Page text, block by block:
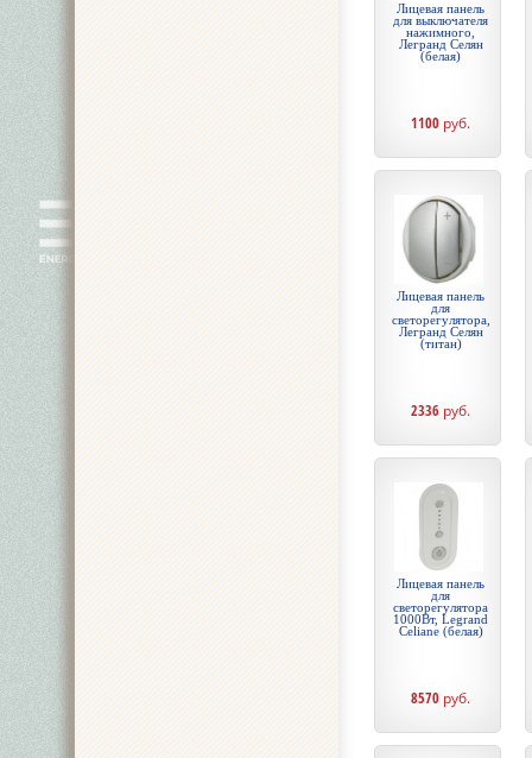
Лицевая панель
для выключателя
нажимного,
Легранд Селян
(белая)
1100 руб.
Лицевая панель
для
светорегулятора,
Легранд Селян
(титан)
2336 руб.
Лицевая панель
для
светорегулятора
1000Вт, Legrand
Celiane (белая)
8570 руб.